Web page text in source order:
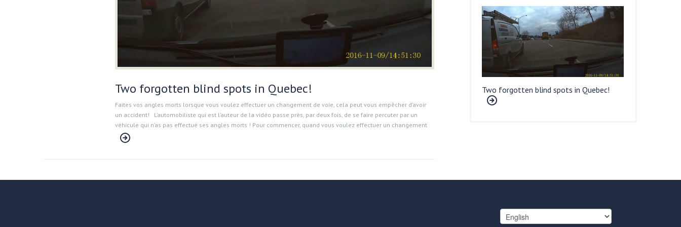
Two forgotten blind spots in Quebec!
Faites vos angles morts lorsque vous voulez effectuer un changement de voie, cela peut vous empêcher d’avoir
un accident! L’automobiliste qui est l’auteur de la vidéo passe près, par deux fois, de se faire percuter par un
véhicule qui n’as pas effectué ses angles morts ! Pour commencer, quand vous voulez effectuer un changement
Two forgotten blind spots in Quebec!
Choose
a